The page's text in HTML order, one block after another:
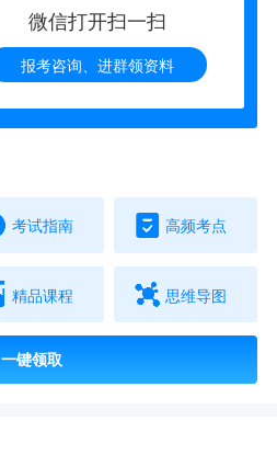
微信打开扫一扫
报考咨询、进群领资料
考试指南 高频考点
精品课程 思维导图
一键领取